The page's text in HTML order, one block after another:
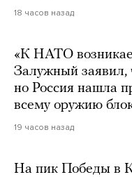
18 часов назад
«К НАТО
Залужный заявил,
но Россия нашла
всему оружию
19 часов назад
На пик Победы в